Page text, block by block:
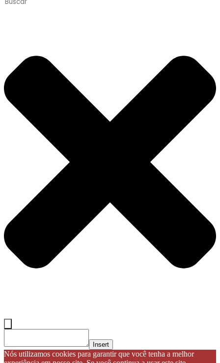
Insert
Nós utilizamos cookies para garantir que você tenha a melhor